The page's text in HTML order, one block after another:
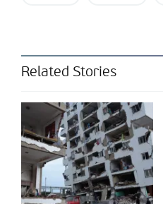
Related Stories